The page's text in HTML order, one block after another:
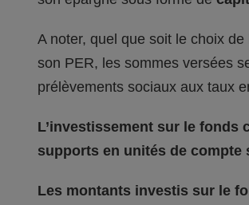
A noter, quel que soit le choix de
son PER, les sommes versées
prélèvements sociaux aux taux
L’investissement sur le fonds
supports en unités de compte
Les montants investis sur le